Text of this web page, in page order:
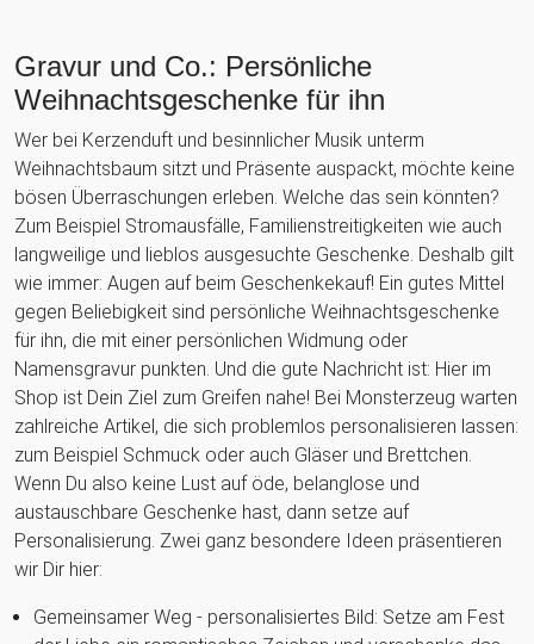
Gravur und Co.: Persönliche
Weihnachtsgeschenke für ihn
Wer bei Kerzenduft und besinnlicher Musik unterm
Weihnachtsbaum sitzt und Präsente auspackt, möchte keine
bösen Überraschungen erleben. Welche das sein könnten?
Zum Beispiel Stromausfälle, Familienstreitigkeiten wie auch
langweilige und lieblos ausgesuchte Geschenke. Deshalb gilt
wie immer: Augen auf beim Geschenkekauf! Ein gutes Mittel
gegen Beliebigkeit sind persönliche Weihnachtsgeschenke
für ihn, die mit einer persönlichen Widmung oder
Namensgravur punkten. Und die gute Nachricht ist: Hier im
Shop ist Dein Ziel zum Greifen nahe! Bei Monsterzeug warten
zahlreiche Artikel, die sich problemlos personalisieren lassen:
zum Beispiel Schmuck oder auch Gläser und Brettchen.
Wenn Du also keine Lust auf öde, belanglose und
austauschbare Geschenke hast, dann setze auf
Personalisierung. Zwei ganz besondere Ideen präsentieren
wir Dir hier:
Gemeinsamer Weg - personalisiertes Bild: Setze am Fest